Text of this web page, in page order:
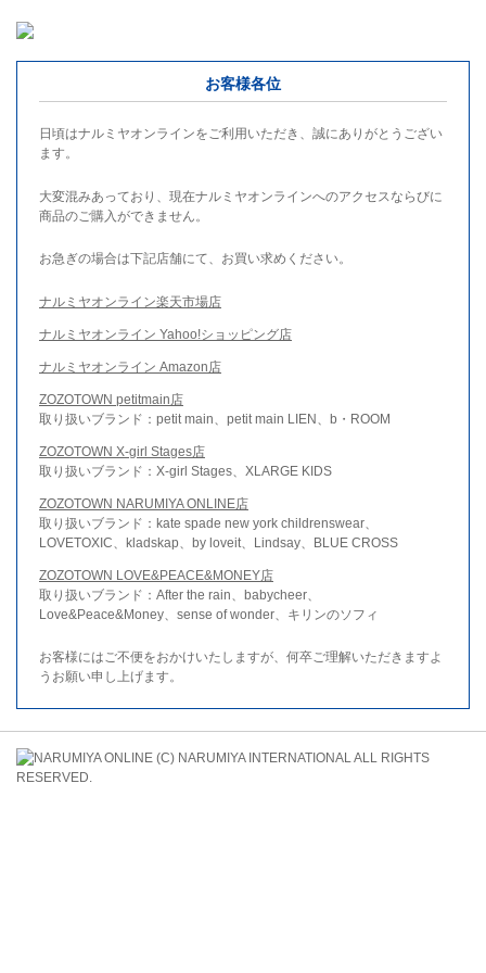
お客様各位
日頃はナルミヤオンラインをご利用いただき、誠にありがとうござい
ます。
大変混みあっており、現在ナルミヤオンラインへのアクセスならびに
商品のご購入ができません。
お急ぎの場合は下記店舗にて、お買い求めください。
ナルミヤオンライン楽天市場店
ナルミヤオンライン Yahoo!ショッピング店
ナルミヤオンライン Amazon店
ZOZOTOWN petitmain店
取り扱いブランド：petit main、petit main LIEN、b・ROOM
ZOZOTOWN X-girl Stages店
取り扱いブランド：X-girl Stages、XLARGE KIDS
ZOZOTOWN NARUMIYA ONLINE店
取り扱いブランド：kate spade new york childrenswear、
LOVETOXIC、kladskap、by loveit、Lindsay、BLUE CROSS
ZOZOTOWN LOVE&PEACE&MONEY店
取り扱いブランド：After the rain、babycheer、
Love&Peace&Money、sense of wonder、キリンのソフィ
お客様にはご不便をおかけいたしますが、何卒ご理解いただきますよ
うお願い申し上げます。